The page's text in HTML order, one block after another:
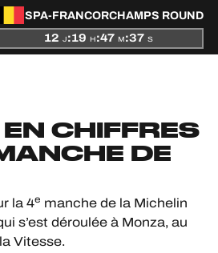
SPA-FRANCORCHAMPS ROUND
12 J:19 H:47 M:37 S
CHIFFRES
DE
la 4e manche de la Michelin
s’est déroulée à Monza, au
Vitesse.